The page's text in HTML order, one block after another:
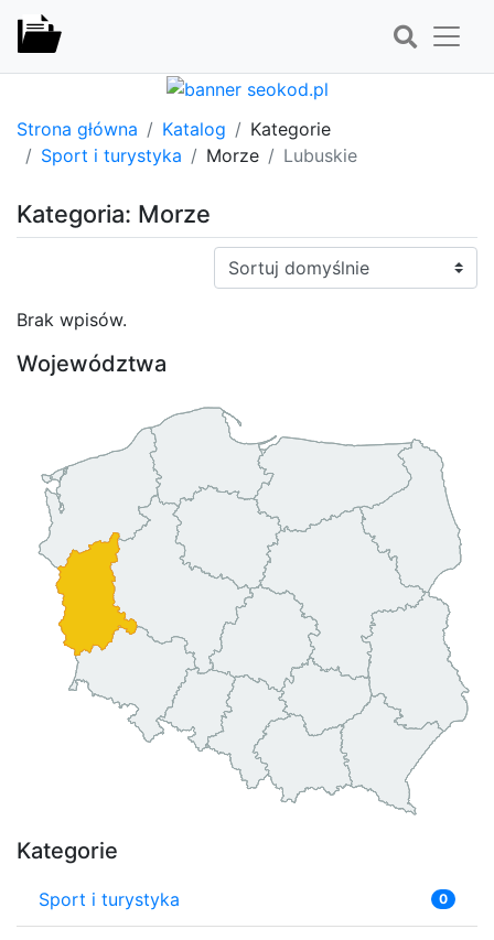
Strona główna Katalog
Kategorie
Sport i turystyka
Morze Lubuskie
Kategoria: Morze
Sortuj:
Brak wpisów.
Województwa
Kategorie
Sport i turystyka 0